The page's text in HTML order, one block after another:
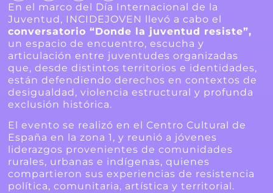
En el marco del Día Internacional de la
Juventud, INCIDEJOVEN llevó a cabo el
conversatorio “Donde la juventud resiste”,
un espacio de encuentro, escucha y
articulación entre juventudes organizadas
que, desde distintos territorios e identidades,
están defendiendo derechos en contextos de
desigualdad, violencia estructural y profunda
exclusión histórica.
El evento se realizó en el Centro Cultural de
España en la zona 1, y reunió a jóvenes
liderazgos provenientes de comunidades
rurales, urbanas e indígenas, quienes
compartieron sus experiencias de resistencia
política, comunitaria, artística y territorial.